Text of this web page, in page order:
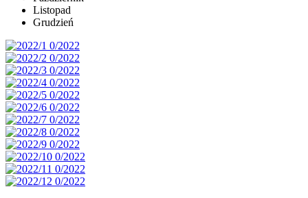
Listopad
Grudzień